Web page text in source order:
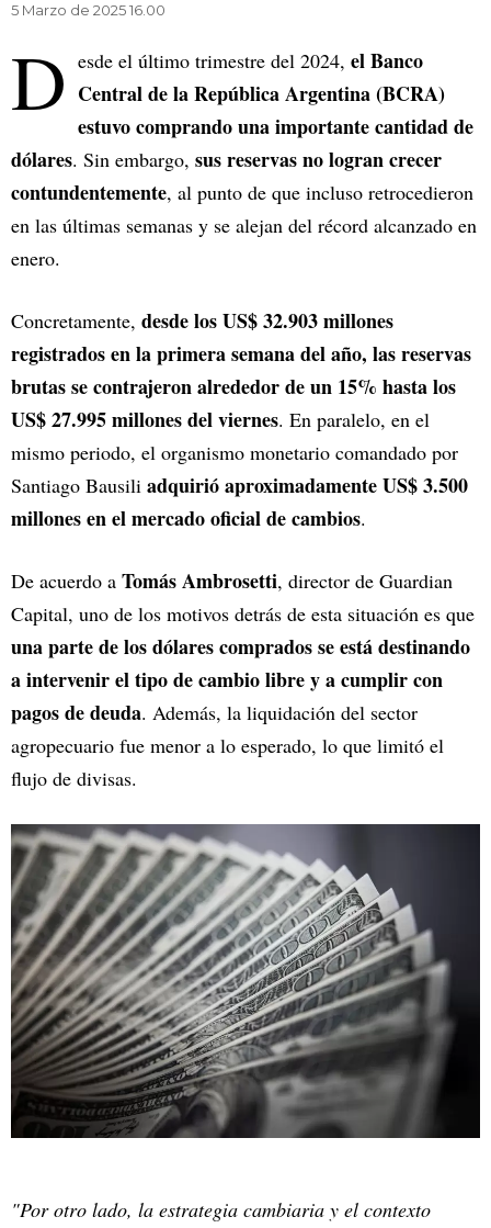
5 Marzo de 2025 16.00
D esde el último trimestre del 2024, el Banco
Central de la República Argentina (BCRA)
estuvo comprando una importante cantidad de
dólares. Sin embargo, sus reservas no logran crecer
contundentemente, al punto de que incluso retrocedieron
en las últimas semanas y se alejan del récord alcanzado en
enero.
Concretamente, desde los US$ 32.903 millones
registrados en la primera semana del año, las reservas
brutas se contrajeron alrededor de un 15% hasta los
US$ 27.995 millones del viernes. En paralelo, en el
mismo periodo, el organismo monetario comandado por
Santiago Bausili adquirió aproximadamente US$ 3.500
millones en el mercado oficial de cambios.
De acuerdo a Tomás Ambrosetti, director de Guardian
Capital, uno de los motivos detrás de esta situación es que
una parte de los dólares comprados se está destinando
a intervenir el tipo de cambio libre y a cumplir con
pagos de deuda. Además, la liquidación del sector
agropecuario fue menor a lo esperado, lo que limitó el
flujo de divisas.
"Por otro lado, la estrategia cambiaria y el contexto